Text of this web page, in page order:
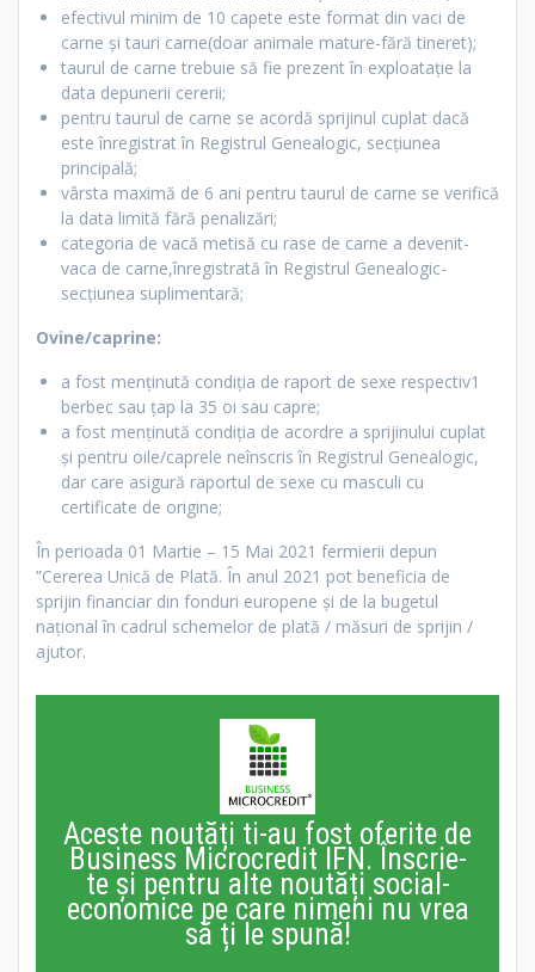
efectivul minim de 10 capete este format din vaci de
carne și tauri carne(doar animale mature-fără tineret);
taurul de carne trebuie să fie prezent în exploatație la
data depunerii cererii;
pentru taurul de carne se acordă sprijinul cuplat dacă
este înregistrat în Registrul Genealogic, secțiunea
principală;
vârsta maximă de 6 ani pentru taurul de carne se verifică
la data limită fără penalizări;
categoria de vacă metisă cu rase de carne a devenit-
vaca de carne,înregistrată în Registrul Genealogic-
secțiunea suplimentară;
Ovine/caprine:
a fost menținută condiția de raport de sexe respectiv1
berbec sau țap la 35 oi sau capre;
a fost menținută condiția de acordre a sprijinului cuplat
și pentru oile/caprele neînscris în Registrul Genealogic,
dar care asigură raportul de sexe cu masculi cu
certificate de origine;
În perioada 01 Martie – 15 Mai 2021 fermierii depun
”Cererea Unică de Plată. În anul 2021 pot beneficia de
sprijin financiar din fonduri europene și de la bugetul
național în cadrul schemelor de plată / măsuri de sprijin /
ajutor.
Aceste noutăți ti-au fost oferite de
Business Microcredit IFN. Înscrie-
te și pentru alte noutăți social-
economice pe care nimeni nu vrea
să ți le spună!